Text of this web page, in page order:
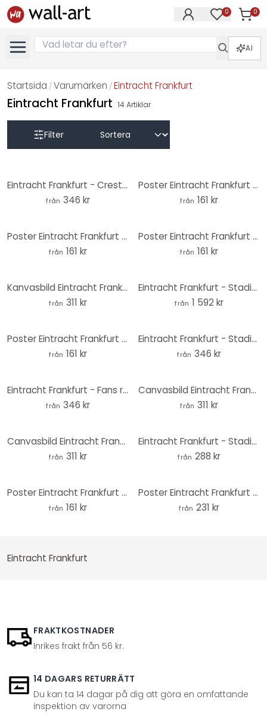
0 0
AI
Startsida /Varumärken /Eintracht Frankfurt
Eintracht Frankfurt 14Artiklar
Filter
Eintracht Frankfurt - Crest - Rund Fototapet - non-woven tapet/självhäftande non-woven tapet
från 346 kr
Poster Eintracht Frankfurt - Stadion Tribune
från 161 kr
Poster Eintracht Frankfurt - Retro poster vägg
från 161 kr
Poster Eintracht Frankfurt - Cupvinnare 2018
från 161 kr
Kanvasbild Eintracht Frankfurt - Endast SGE
från 311 kr
Eintracht Frankfurt - Stadium Fan Curve Fototapet
från 1 592 kr
Poster Eintracht Frankfurt - Stadion Fläktkurva
från 161 kr
Eintracht Frankfurt - Stadion Tribune - Fototapet - non-woven tapet/självhäftande non-woven tapet
från 346 kr
Eintracht Frankfurt - Fans retro mönster Fototapet - rund - non-woven tapet/självhäftande non-woven
från 346 kr
Canvasbild Eintracht Frankfurt - Cupvinnare 2018
från 311 kr
Canvasbild Eintracht Frankfurt - Crest på svart
från 311 kr
Eintracht Frankfurt - Stadiontribunen - Rund Wallsticker
från 288 kr
Poster Eintracht Frankfurt - Karta över stadion
från 161 kr
Poster Eintracht Frankfurt - Läktare på stadion - Rund
från 231 kr
Eintracht Frankfurt
FRAKTKOSTNADER
Inrikes frakt från 56 kr.
14 DAGARS RETURRÄTT
Du kan ta 14 dagar på dig att göra en omfattande
inspektion av varorna